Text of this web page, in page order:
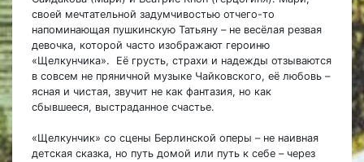
своей мечтательной задумчивостью отчего-то
напоминающая пушкинскую Татьяну – не весёлая резвая
девочка, которой часто изображают героиню
«Щелкунчика». Её грусть, страхи и надежды отзываются
в совсем не пряничной музыке Чайковского, её любовь –
ясная и чистая, звучит не как фантазия, но как
сбывшееся, выстраданное счастье.
«Щелкунчик» со сцены Берлинской оперы – не наивная
детская сказка, но путь домой или путь к себе – через